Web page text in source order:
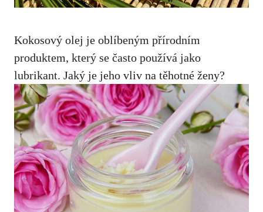
Kokosový olej je oblíbeným přírodním
produktem, který se často používá jako
lubrikant. Jaký je jeho vliv na těhotné⁢ ženy?